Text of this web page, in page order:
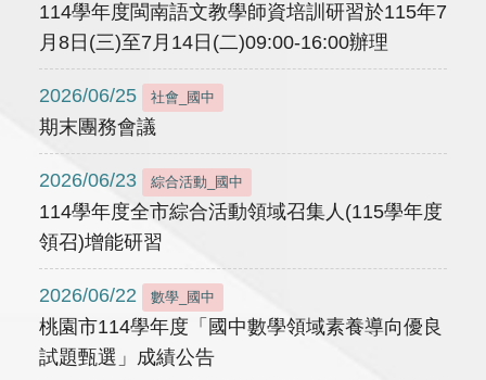
114學年度閩南語文教學師資培訓研習於115年7
月8日(三)至7月14日(二)09:00-16:00辦理
2026/06/25 社會_國中
期末團務會議
2026/06/23 綜合活動_國中
114學年度全市綜合活動領域召集人(115學年度
領召)增能研習
2026/06/22 數學_國中
桃園市114學年度「國中數學領域素養導向優良
試題甄選」成績公告